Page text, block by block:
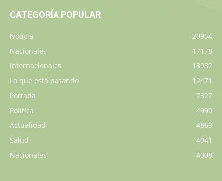
CATEGORÍA POPULAR
Noticia
20954
Nacionales
17178
Internacionales
13932
Lo que está pasando
12471
Portada
7327
Política
4999
Actualidad
4869
Salud
4041
Nacionales
4008